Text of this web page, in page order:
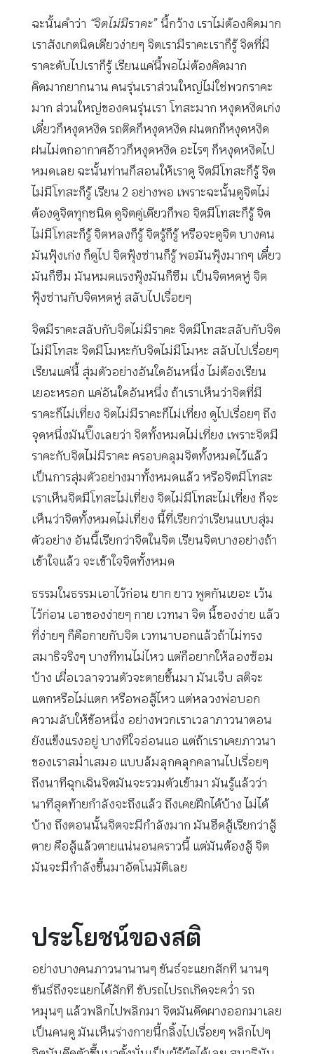
ฉะนั้นคำว่า “จิตไม่มีราคะ” นี้กว้าง เราไม่ต้องคิดมาก
เราสังเกตนิดเดียวง่ายๆ จิตเรามีราคะเราก็รู้ จิตที่มี
ราคะดับไปเราก็รู้ เรียนแค่นี้พอไม่ต้องคิดมาก
คิดมากยากนาน คนรุ่นเราส่วนใหญ่ไม่ใช่พวกราคะ
มาก ส่วนใหญ่ของคนรุ่นเรา โทสะมาก หงุดหงิดเก่ง
เดี๋ยวก็หงุดหงิด รถติดก็หงุดหงิด ฝนตกก็หงุดหงิด
ฝนไม่ตกอากาศอ้าวก็หงุดหงิด อะไรๆ ก็หงุดหงิดไป
หมดเลย ฉะนั้นท่านก็สอนให้เราดู จิตมีโทสะก็รู้ จิต
ไม่มีโทสะก็รู้ เรียน 2 อย่างพอ เพราะฉะนั้นดูจิตไม่
ต้องดูจิตทุกชนิด ดูจิตคู่เดียวก็พอ จิตมีโทสะก็รู้ จิต
ไม่มีโทสะก็รู้ จิตหลงก็รู้ จิตรู้ก็รู้ หรือจะดูจิต บางคน
มันฟุ้งเก่ง ก็ดูไป จิตฟุ้งซ่านก็รู้ พอมันฟุ้งมากๆ เดี๋ยว
มันก็ซึม มันหมดแรงฟุ้งมันก็ซึม เป็นจิตหดหู่ จิต
ฟุ้งซ่านกับจิตหดหู่ สลับไปเรื่อยๆ
จิตมีราคะสลับกับจิตไม่มีราคะ จิตมีโทสะสลับกับจิต
ไม่มีโทสะ จิตมีโมหะกับจิตไม่มีโมหะ สลับไปเรื่อยๆ
เรียนแค่นี้ สุ่มตัวอย่างอันใดอันหนึ่ง ไม่ต้องเรียน
เยอะหรอก แค่อันใดอันหนึ่ง ถ้าเราเห็นว่าจิตที่มี
ราคะก็ไม่เที่ยง จิตไม่มีราคะก็ไม่เที่ยง ดูไปเรื่อยๆ ถึง
จุดหนึ่งมันปิ๊งเลยว่า จิตทั้งหมดไม่เที่ยง เพราะจิตมี
ราคะกับจิตไม่มีราคะ ครอบคลุมจิตทั้งหมดไว้แล้ว
เป็นการสุ่มตัวอย่างมาทั้งหมดแล้ว หรือจิตมีโทสะ
เราเห็นจิตมีโทสะไม่เที่ยง จิตไม่มีโทสะไม่เที่ยง ก็จะ
เห็นว่าจิตทั้งหมดไม่เที่ยง นี้ที่เรียกว่าเรียนแบบสุ่ม
ตัวอย่าง อันนี้เรียกว่าจิตในจิต เรียนจิตบางอย่างถ้า
เข้าใจแล้ว จะเข้าใจจิตทั้งหมด
ธรรมในธรรมเอาไว้ก่อน ยาก ยาว พูดกันเยอะ เว้น
ไว้ก่อน เอาของง่ายๆ กาย เวทนา จิต นี้ของง่าย แล้ว
ที่ง่ายๆ ก็คือกายกับจิต เวทนาบอกแล้วถ้าไม่ทรง
สมาธิจริงๆ บางทีทนไม่ไหว แต่ก็อยากให้ลองซ้อม
บ้าง เผื่อเวลาจวนตัวจะตายขึ้นมา มันเจ็บ สติจะ
แตกหรือไม่แตก หรือพอสู้ไหว แต่หลวงพ่อบอก
ความลับให้ข้อหนึ่ง อย่างพวกเราเวลาภาวนาตอน
ยังแข็งแรงอยู่ บางทีใจอ่อนแอ แต่ถ้าเราเคยภาวนา
ของเราสม่ำเสมอ แบบล้มลุกคลุกคลานไปเรื่อยๆ
ถึงนาทีฉุกเฉินจิตมันจะรวมตัวเข้ามา มันรู้แล้วว่า
นาทีสุดท้ายกำลังจะถึงแล้ว ถึงเคยฝึกได้บ้าง ไม่ได้
บ้าง ถึงตอนนั้นจิตจะมีกำลังมาก มันฮึดสู้เรียกว่าสู้
ตาย คือสู้แล้วตายแน่นอนคราวนี้ แต่มันต้องสู้ จิต
มันจะมีกำลังขึ้นมาอัตโนมัติเลย
ประโยชน์ของสติ
อย่างบางคนภาวนานานๆ ขันธ์จะแยกสักที นานๆ
ขันธ์ถึงจะแยกได้สักที ขับรถไปรถเกิดจะคว่ำ รถ
หมุนๆ แล้วพลิกไปพลิกมา จิตมันดีดผางออกมาเลย
เป็นคนดู มันเห็นร่างกายนี้กลิ้งไปเรื่อยๆ พลิกไปๆ